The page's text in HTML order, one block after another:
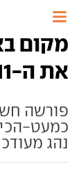
מקום
את ה-911 קאררה S
כמעט-
נהג